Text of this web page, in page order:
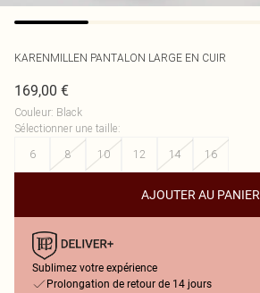
KARENMILLEN PANTALON LARGE EN CUIR
169,00 €
Couleur: Black
Sélectionner une taille:
6
8 10 12 14 16
AJOUTER AU PANIER
Sublimez votre expérience
Prolongation de retour de 14 jours